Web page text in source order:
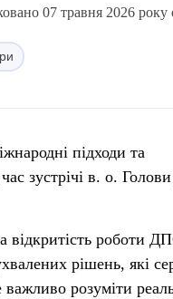
07 травня 2026 року
підходи та
зустрічі в. о.
відкритість роботи
рішень, які
розуміти